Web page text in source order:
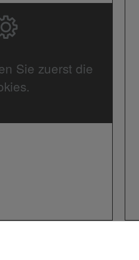
Sie zuerst die